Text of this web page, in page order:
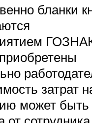
бланки
затрат
может быть